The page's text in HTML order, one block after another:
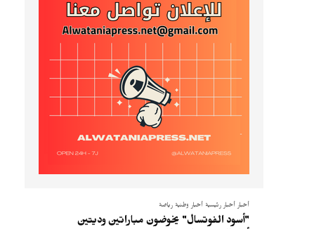
أخبار أخبار رئيسية أخبار وطنية رياضة
"أسود الفوتسال" يخوضون مباراتين وديتين